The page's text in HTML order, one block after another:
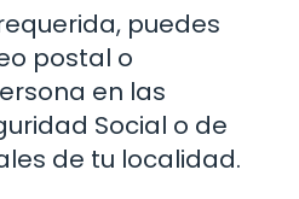
puedes
postal o
en las
Social o de
de tu localidad.